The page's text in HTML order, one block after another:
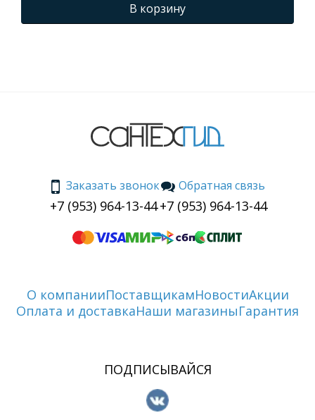
В корзину
Заказать звонок
+7 (953) 964-13-44
Обратная связь
+7 (953) 964-13-44
О компанииПоставщикамНовостиАкции
Оплата и доставкаНаши магазиныГарантия
ПОДПИСЫВАЙСЯ